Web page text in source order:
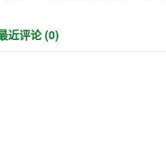
近评论 (0)